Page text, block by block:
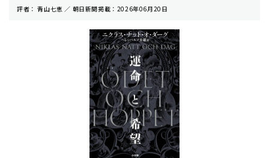
評者： 青山七恵 ／ 朝⽇新聞掲載：2026年06月20日